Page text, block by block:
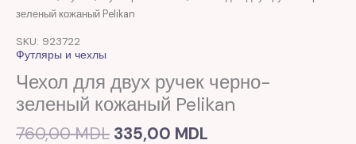
зеленый кожаный Pelikan
SKU: 923722
Футляры и чехлы
Чехол для двух ручек черно-
зеленый кожаный Pelikan
760,00MDL
цена
335,00 MDL
товара
для
двух
ручек
черно-
кожаный